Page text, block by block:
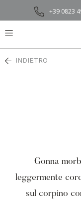
+39 0823
INDIETRO
Gonna
leggermente
sul corpino